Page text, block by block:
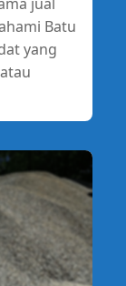
jual
Batu
yang